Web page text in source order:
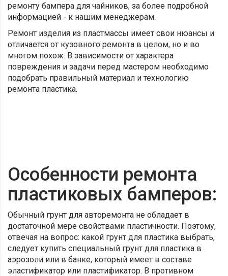
ремонту бампера для чайников, за более подробной
информацией - к нашим менеджерам.
Ремонт изделия из пластмассы имеет свои нюансы и
отличается от кузовного ремонта в целом, но и во
многом похож. В зависимости от характера
повреждения и задачи перед мастером необходимо
подобрать правильный материал и технологию
ремонта пластика.
Особенности ремонта
пластиковых бамперов:
Обычный грунт для авторемонта не обладает в
достаточной мере свойствами пластичности. Поэтому,
отвечая на вопрос: какой грунт для пластика выбрать,
следует купить специальный грунт для пластика в
аэрозоли или в банке, который имеет в составе
эластификатор или пластификатор. В противном